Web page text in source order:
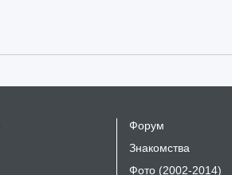
Форум
Знакомства
Фото (2002-2014)